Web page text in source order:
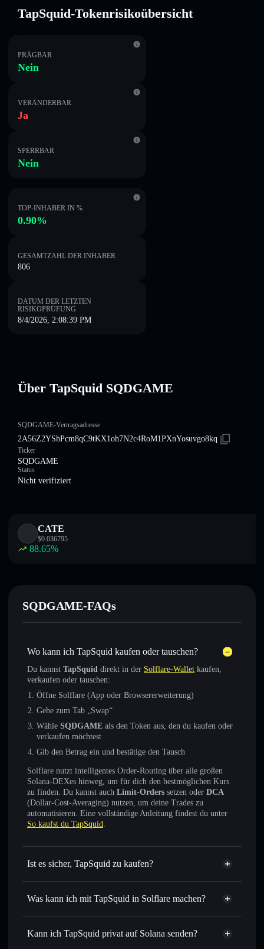
TapSquid-Tokenrisikoübersicht
PRÄGBAR
Nein
VERÄNDERBAR
Ja
SPERRBAR
Nein
TOP-INHABER IN %
0.90%
GESAMTZAHL DER INHABER
806
DATUM DER LETZTEN
RISIKOPRÜFUNG
8/4/2026, 2:08:39 PM
Über TapSquid SQDGAME
SQDGAME-Vertragsadresse
2A56Z2YShPcm8qC9tKX1oh7N2c4RoM1PXnYosuvgo8kq
Ticker
SQDGAME
Status
Nicht verifiziert
CATE
$0.036795
88.65%
SQDGAME-FAQs
Wo kann ich TapSquid kaufen oder tauschen?
Du kannst TapSquid direkt in der Solflare-Wallet kaufen,
verkaufen oder tauschen:
Öffne Solflare (App oder Browsererweiterung)
Gehe zum Tab „Swap“
Wähle SQDGAME als den Token aus, den du kaufen oder
verkaufen möchtest
Gib den Betrag ein und bestätige den Tausch
Solflare nutzt intelligentes Order-Routing über alle großen
Solana-DEXes hinweg, um für dich den bestmöglichen Kurs
zu finden. Du kannst auch Limit-Orders setzen oder DCA
(Dollar-Cost-Averaging) nutzen, um deine Trades zu
automatisieren. Eine vollständige Anleitung findest du unter
So kaufst du TapSquid.
Ist es sicher, TapSquid zu kaufen?
TapSquid nicht verifiziert
Was kann ich mit TapSquid in Solflare machen?
TapSquid
Solflare-Wallet
Sofort tauschen– handle SQDGAME gegen SOL, USDC
Kann ich TapSquid privat auf Solana senden?